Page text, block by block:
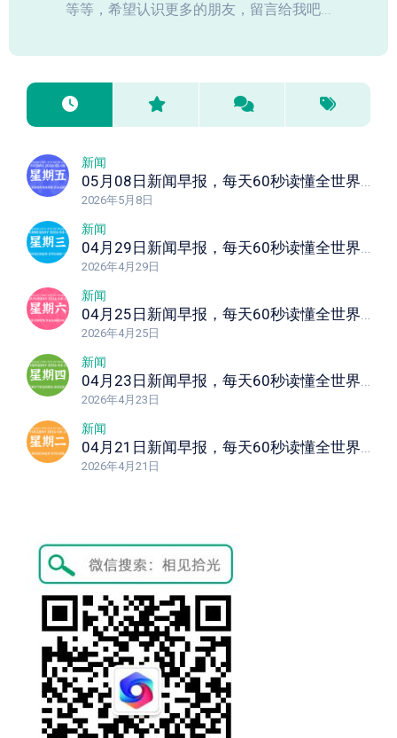
等等，希望认识更多的朋友，留言给我吧...
新闻
05月08日新闻早报，每天60秒读懂全世界！
2026年5月8日
新闻
04月29日新闻早报，每天60秒读懂全世界！
2026年4月29日
新闻
04月25日新闻早报，每天60秒读懂全世界！
2026年4月25日
新闻
04月23日新闻早报，每天60秒读懂全世界！
2026年4月23日
新闻
04月21日新闻早报，每天60秒读懂全世界！
2026年4月21日